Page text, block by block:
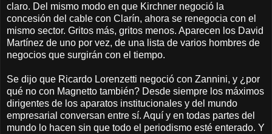
claro. Del mismo modo en que Kirchner negoció la
concesión del cable con Clarín, ahora se renegocia con el
mismo sector. Gritos más, gritos menos. Aparecen los David
Martínez de uno por vez, de una lista de varios hombres de
negocios que surgirán con el tiempo.
Se dijo que Ricardo Lorenzetti negoció con Zannini, y ¿por
qué no con Magnetto también? Desde siempre los máximos
dirigentes de los aparatos institucionales y del mundo
empresarial conversan entre sí. Aquí y en todas partes del
mundo lo hacen sin que todo el periodismo esté enterado. Y